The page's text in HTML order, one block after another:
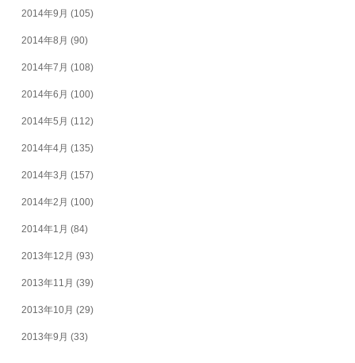
2014年9月 (105)
2014年8月 (90)
2014年7月 (108)
2014年6月 (100)
2014年5月 (112)
2014年4月 (135)
2014年3月 (157)
2014年2月 (100)
2014年1月 (84)
2013年12月 (93)
2013年11月 (39)
2013年10月 (29)
2013年9月 (33)